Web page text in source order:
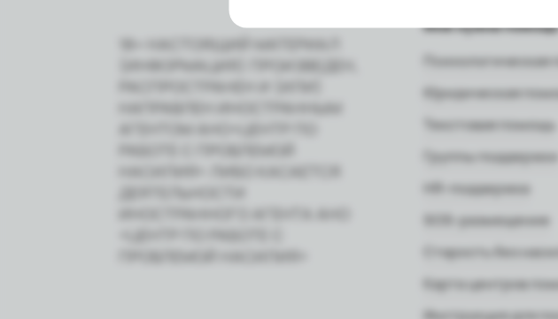
18+ НАСТОЯЩИЙ МАТЕРИАЛ
(ИНФОРМАЦИЯ) ПРОИЗВЕДЕН,
РАСПРОСТРАНЕН И (ИЛИ)
НАПРАВЛЕН ИНОСТРАННЫМ
АГЕНТОМ АНО«ЦЕНТР ПО
РАБОТЕ С ПРОБЛЕМОЙ
НАСИЛИЯ» ЛИБО КАСАЕТСЯ
ДЕЯТЕЛЬНОСТИ
ИНОСТРАННОГО АГЕНТА АНО
«ЦЕНТР ПО РАБОТЕ С
ПРОБЛЕМОЙ НАСИЛИЯ»
Мне нужна
Юридическая
Текстовая помощь
Группы поддержки
HR-поддержка
SOS-размещение
Старость без
Карта центров